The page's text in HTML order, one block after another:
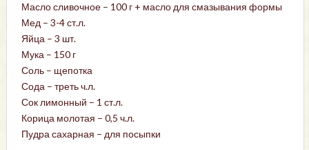
Масло сливочное – 100 г + масло для смазывания формы
Мед – 3-4 ст.л.
Яйца – 3 шт.
Мука – 150 г
Соль – щепотка
Сода – треть ч.л.
Сок лимонный – 1 ст.л.
Корица молотая – 0,5 ч.л.
Пудра сахарная – для посыпки